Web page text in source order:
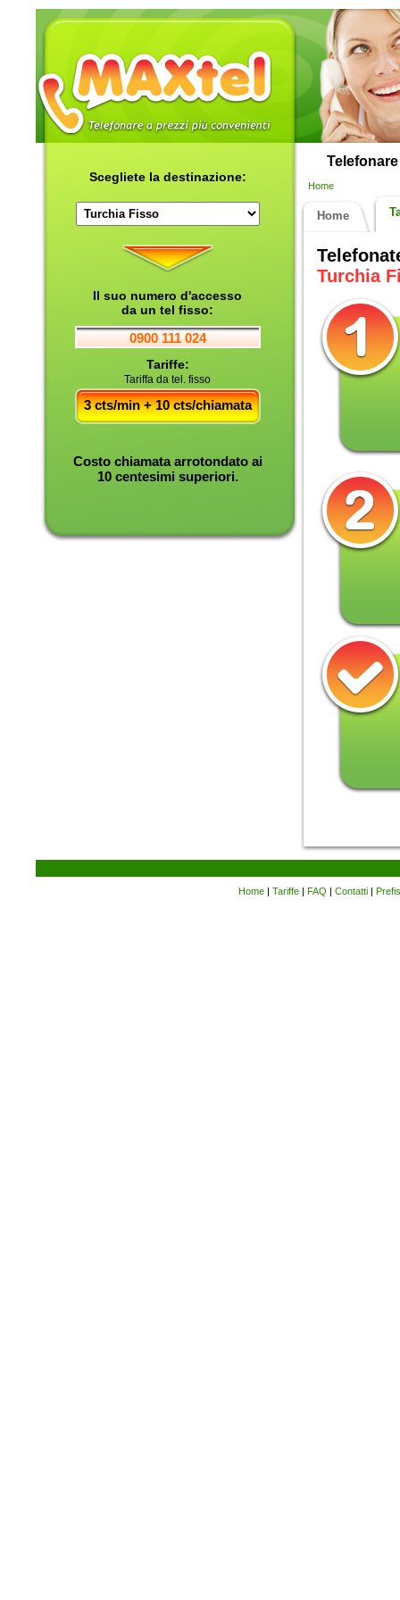
Scegliete la destinazione:
Il suo numero d'accesso
da un tel fisso:
0900 111 024
Tariffe:
Tariffa da tel. fisso
3 cts/min + 10 cts/chiamata
Costo chiamata arrotondato ai
10 centesimi superiori.
Home
Home
Turchia
Home| Tariffe| FAQ | Contatti|